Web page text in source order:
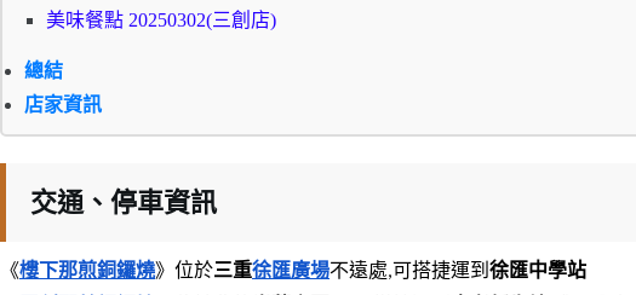
美味餐點 20250302(三創店)
總結
店家資訊
交通、停車資訊
《樓下那煎銅鑼燒》位於三重徐匯廣場不遠處,可搭捷運到 徐匯中學站